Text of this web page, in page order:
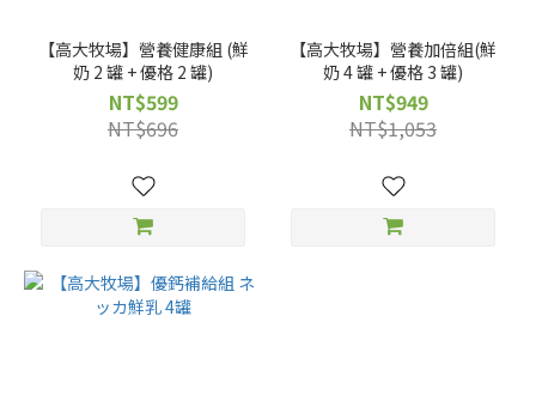
【高大牧場】營養健康組 (鮮
奶 2 罐 + 優格 2 罐)
NT$599
NT$696
【高大牧場】營養加倍組(鮮
奶 4 罐 + 優格 3 罐)
NT$949
NT$1,053